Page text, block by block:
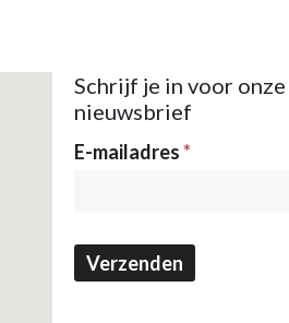
Schrijf je in voor onze
nieuwsbrief
Nieuwsbrief
E-mailadres*
Verzenden